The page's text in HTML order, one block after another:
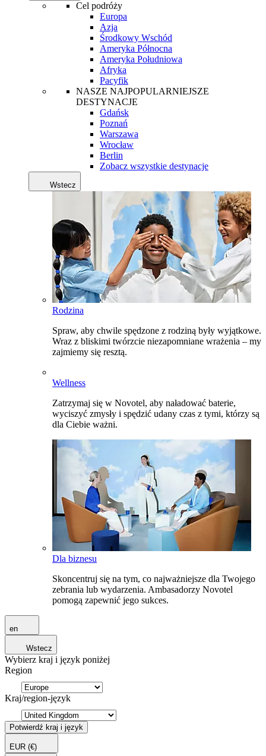
Cel podróży
Europa
Azja
Środkowy Wschód
Ameryka Północna
Ameryka Południowa
Afryka
Pacyfik
NASZE NAJPOPULARNIEJSZE
DESTYNACJE
Gdańsk
Poznań
Warszawa
Wrocław
Berlin
Zobacz wszystkie destynacje
Wstecz
Rodzina
Spraw, aby chwile spędzone z rodziną były wyjątkowe.
Wraz z bliskimi twórzcie niezapomniane wrażenia – my
zajmiemy się resztą.
Wellness
Zatrzymaj się w Novotel, aby naładować baterie,
wyciszyć zmysły i spędzić udany czas z tymi, którzy są
dla Ciebie ważni.
Dla biznesu
Skoncentruj się na tym, co najważniejsze dla Twojego
zebrania lub wydarzenia. Ambasadorzy Novotel
pomogą zapewnić jego sukces.
en
Wstecz
Wybierz kraj i język poniżej
Region
Kraj/region-język
Potwierdź kraj i język
EUR (€)